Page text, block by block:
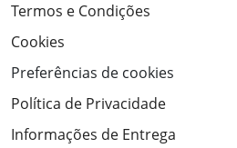
Termos e Condições
Cookies
Preferências de cookies
Política de Privacidade
Informações de Entrega